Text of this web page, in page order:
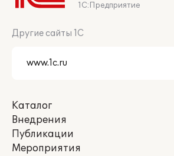
1С:Предприятие
Другие сайты 1С
Каталог
Внедрения
Публикации
Мероприятия